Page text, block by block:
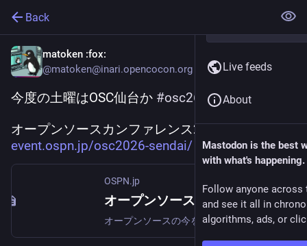
Back
matoken :fox:
@matoken@inari.opencocon.org
今度の土曜はOSC仙台か #osc26sn
オープンソースカンファレンス2026 Sendai
event.ospn.jp/osc2026-sendai/
OSPN.jp
オープンソースカンファレンス2026 Sendai
オープンソースの今を知る、オープンソースの文化祭。OSC2026 Sendai
Live feeds
About
Mastodon is the best
with what's happening.
Follow anyone across
and see it all in
algorithms, ads, or